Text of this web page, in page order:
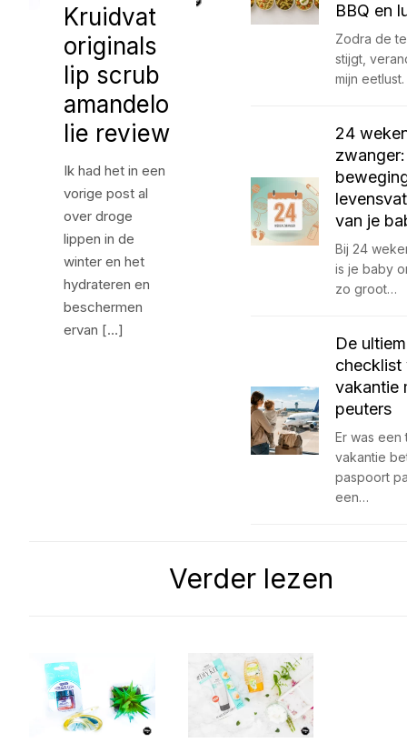
Kruidvat
originals
lip scrub
amandelo
lie review
Ik had het in een
vorige post al
over droge
lippen in de
winter en het
hydrateren en
beschermen
ervan […]
BBQ en
Zodra de
stijgt,
mijn
24
van je
Bij 24
is je baby
zo groot…
De
checklist
vakantie
peuters
Er was een
vakantie
paspoort
een…
Verder lezen